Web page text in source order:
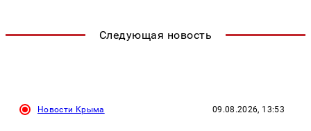
Следующая новость
Новости Крыма 09.08.2026, 13:53